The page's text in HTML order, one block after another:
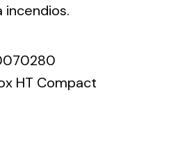
incendios.
HT Compact